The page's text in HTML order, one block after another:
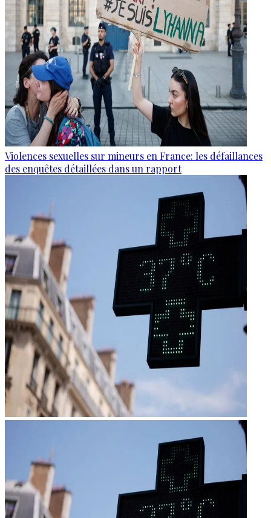
Violences sexuelles sur mineurs en France: les défaillances
des enquêtes détaillées dans un rapport